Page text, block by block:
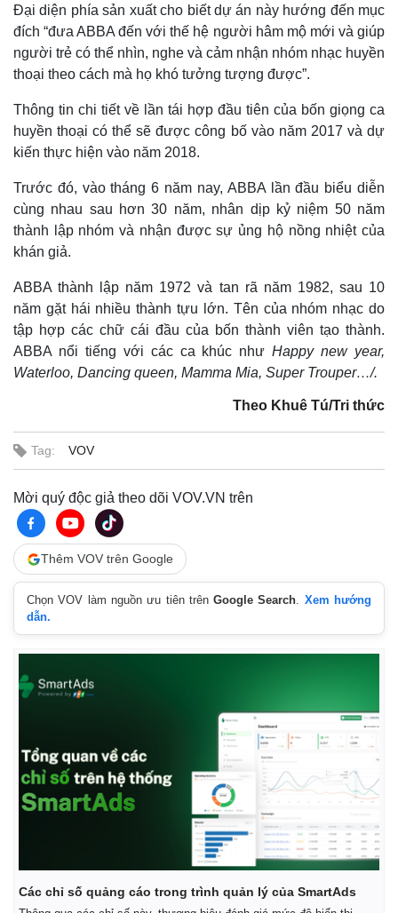
Thế giới
Quan sát
Cuộc sống đó đây
Multimedia
Video
Infographic
Đại diện phía sản xuất cho biết dự án này hướng đến mục
đích “đưa ABBA đến với thế hệ người hâm mộ mới và giúp
người trẻ có thể nhìn, nghe và cảm nhận nhóm nhạc huyền
thoại theo cách mà họ khó tưởng tượng được”.
Thông tin chi tiết về lần tái hợp đầu tiên của bốn giọng ca
huyền thoại có thể sẽ được công bố vào năm 2017 và dự
kiến thực hiện vào năm 2018.
Trước đó, vào tháng 6 năm nay, ABBA lần đầu biểu diễn
cùng nhau sau hơn 30 năm, nhân dịp kỷ niệm 50 năm
thành lập nhóm và nhận được sự ủng hộ nồng nhiệt của
khán giả.
ABBA thành lập năm 1972 và tan rã năm 1982, sau 10
năm gặt hái nhiều thành tựu lớn. Tên của nhóm nhạc do
tập hợp các chữ cái đầu của bốn thành viên tạo thành.
ABBA nổi tiếng với các ca khúc nhưHappy new year,
Waterloo, Dancing queen, Mamma Mia, Super Trouper…/.
Theo Khuê Tú/Tri thức
Tag: VOV
Mời quý độc giả theo dõi VOV.VN trên
Thêm VOV trên Google
Chọn VOV làm nguồn ưu tiên trênGoogle Search. Xem hướng
dẫn.
Các chỉ số quảng cáo trong trình quản lý của SmartAds